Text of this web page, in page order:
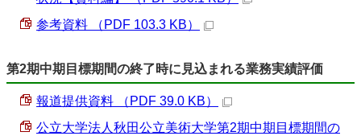
参考資料 （PDF 103.3 KB）
第2期中期目標期間の終了時に見込まれる業務実績評価
報道提供資料 （PDF 39.0 KB）
公立大学法人秋田公立美術大学第2期中期目標期間の